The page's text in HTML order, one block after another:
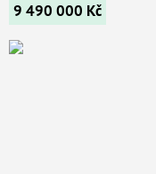
9 490 000 Kč